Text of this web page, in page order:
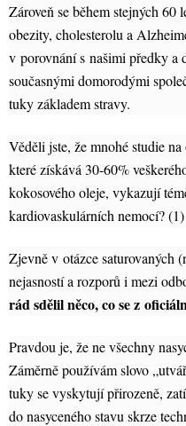
Zároveň se během stejných 60
obezity, cholesterolu a
v porovnání s našimi předky a
současnými domorodými
tuky základem stravy.
Věděli jste, že mnohé studie
které získává 30-60%
kokosového oleje, vykazují
kardiovaskulárních nemocí? (1)
Zjevně v otázce saturovaných
nejasností a rozporů i mezi
rád sdělil něco, co se z
Pravdou je, že ne všechny
Záměrně používám slovo
tuky se vyskytují přirozeně,
do nasyceného stavu skrze